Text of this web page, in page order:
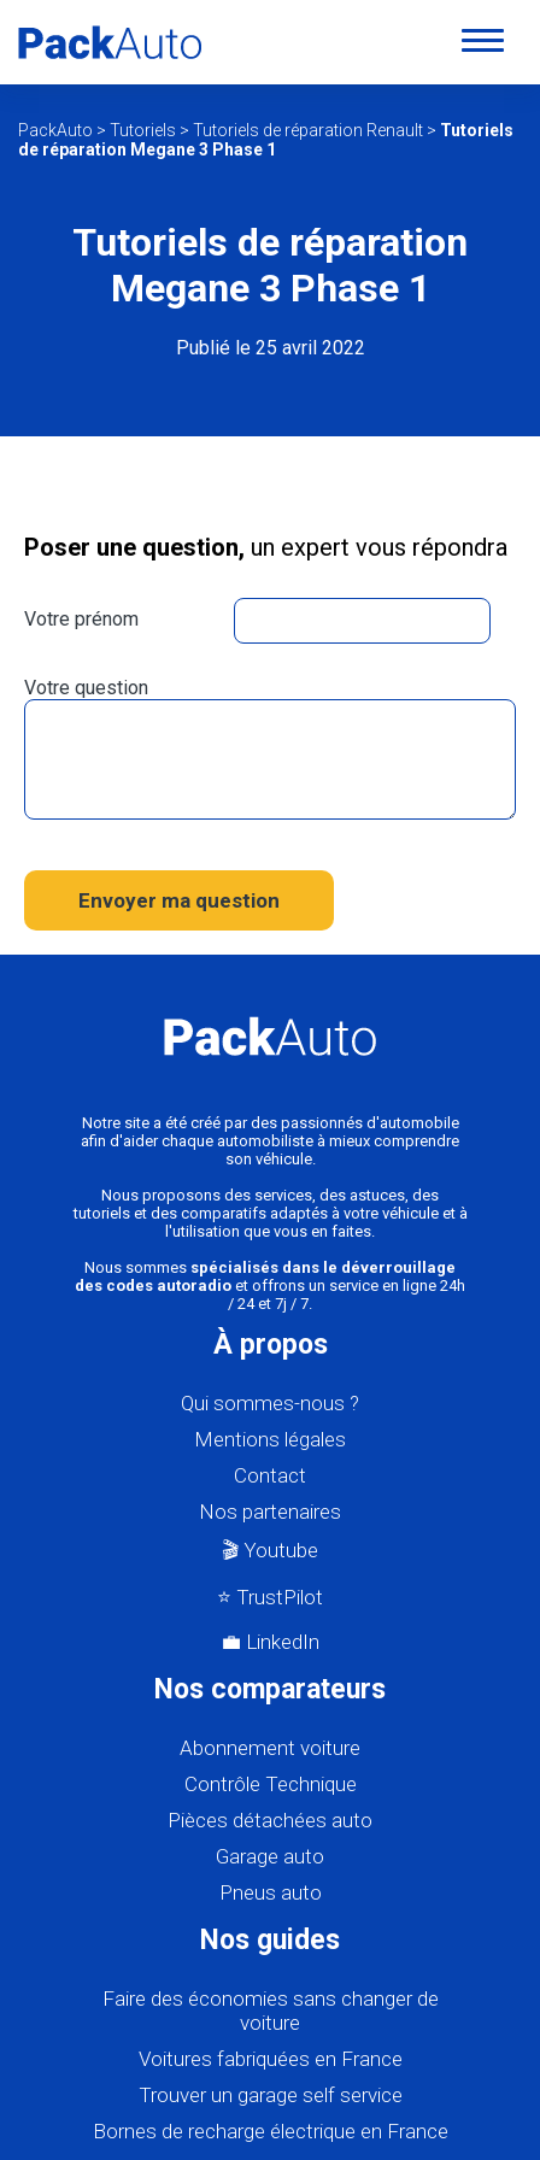
PackAuto > Tutoriels > Tutoriels de réparation Renault > Tutoriels
de réparation Megane 3 Phase 1
Tutoriels de réparation
Megane 3 Phase 1
Publié le 25 avril 2022
Poser une question, un expert vous répondra
Votre prénom
Votre question
Envoyer ma question
Notre site a été créé par des passionnés d'automobile
afin d'aider chaque automobiliste à mieux comprendre
son véhicule.
Nous proposons des services, des astuces, des
tutoriels et des comparatifs adaptés à votre véhicule et à
l'utilisation que vous en faites.
Nous sommes spécialisés dans le déverrouillage
des codes autoradio et offrons un service en ligne 24h
/ 24 et 7j / 7.
À propos
Qui sommes-nous ?
Mentions légales
Contact
Nos partenaires
🎬 Youtube
⭐ TrustPilot
💼 LinkedIn
Nos comparateurs
Abonnement voiture
Contrôle Technique
Pièces détachées auto
Garage auto
Pneus auto
Nos guides
Faire des économies sans changer de
voiture
Voitures fabriquées en France
Trouver un garage self service
Bornes de recharge électrique en France